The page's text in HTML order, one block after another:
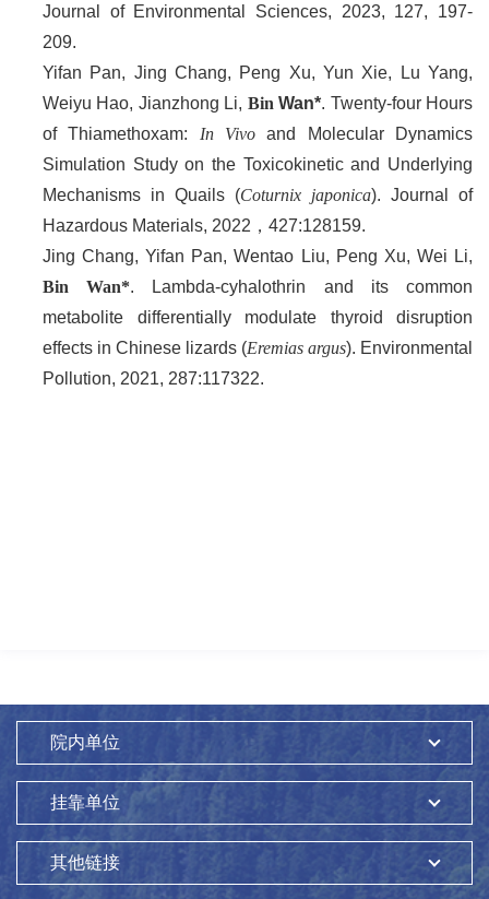
Journal of Environmental Sciences, 2023, 127, 197-
209.
Yifan Pan, Jing Chang, Peng Xu, Yun Xie, Lu Yang,
Weiyu Hao, Jianzhong Li, BinWan*. Twenty-four Hours
of Thiamethoxam: In Vivoand Molecular Dynamics
Simulation Study on the Toxicokinetic and Underlying
Mechanisms in Quails (Coturnix japonica). Journal of
Hazardous Materials, 2022，427:128159.
Jing Chang, Yifan Pan, Wentao Liu, Peng Xu, Wei Li,
Bin Wan*. Lambda-cyhalothrin and its common
metabolite differentially modulate thyroid disruption
effects in Chinese lizards (Eremias argus). Environmental
Pollution, 2021, 287:117322.
院内单位
挂靠单位
其他链接